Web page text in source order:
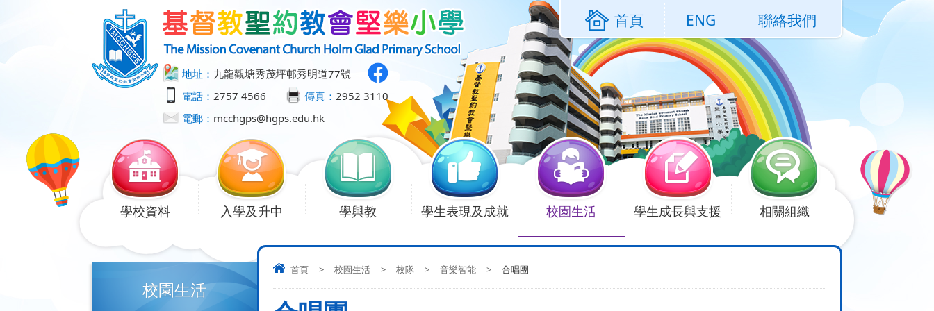
地址： 九龍觀塘秀茂坪邨秀明道77號
電話： 2757 4566 傳真： 2952 3110
電郵： mcchgps@hgps.edu.hk
首頁 ENG 聯絡我們
學校資料 入學及升中 學與教 學生表現及成就 校園生活 學生成長與支援 相關組織
首頁 > 校園生活 > 校隊 > 音樂智能 > 合唱團
校園生活